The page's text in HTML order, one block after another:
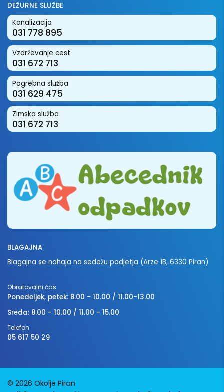
DEŽURNE SLUŽBE
Kanalizacija
031 778 895
Vzdrževanje cest
031 672 713
Pogrebna služba
031 629 475
Zimska služba
031 672 713
BLAGAJNA
Blagajna se nahaja na sedežu podjetja (Arze 1B, 6330 Piran)
Obratovalni čas
Ponedeljek, petek: 8.00 - 10.00 / 11.00-13.00
Sreda: 8.00 - 10.00 / 11.00 - 15.00
Telefon
05 617 50 29
© 2026 Okolje Piran